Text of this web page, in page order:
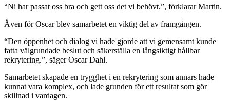
“Ni har passat oss bra och gett oss det vi behövt.”, förklarar Martin.
Även för Oscar blev samarbetet en viktig del av framgången.
“Den öppenhet och dialog vi hade gjorde att vi gemensamt kunde
fatta välgrundade beslut och säkerställa en långsiktigt hållbar
rekrytering.”, säger Oscar Dahl.
Samarbetet skapade en trygghet i en rekrytering som annars hade
kunnat vara komplex, och lade grunden för ett resultat som gör
skillnad i vardagen.